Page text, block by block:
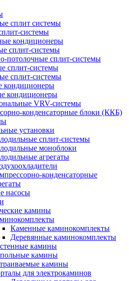
сплит системы
системы
кондиционеры
сплит-системы
потолочные сплит-системы
сплит-системы
сплит-системы
кондиционеры
кондиционеры
VRV-системы
конденсаторные блоки (ККБ)
установки
сплит-системы
моноблоки
агрегаты
конденсаторные
насосы
камины
Каменные каминокомплекты
Деревянные каминокомплекты
камины
камины
камины
для электрокаминов